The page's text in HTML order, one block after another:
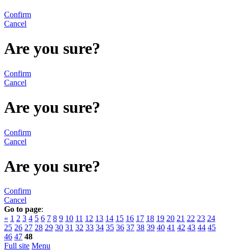
Confirm
Cancel
Are you sure?
Confirm
Cancel
Are you sure?
Confirm
Cancel
Are you sure?
Confirm
Cancel
Go to page:
« 1 2 3 4 5 6 7 8 9 10 11 12 13 14 15 16 17 18 19 20 21 22 23 24
25 26 27 28 29 30 31 32 33 34 35 36 37 38 39 40 41 42 43 44 45
46 47 48
Full site Menu